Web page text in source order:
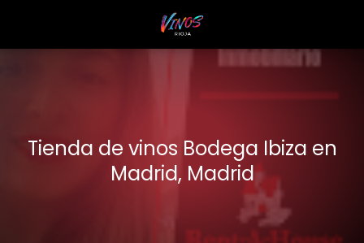
Tienda de vinos Bodega Ibiza en
Madrid, Madrid